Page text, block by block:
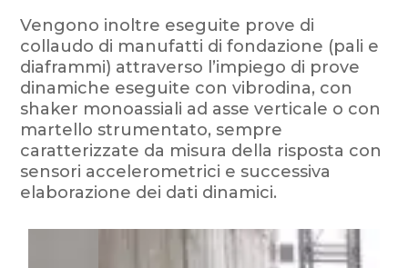
Vengono inoltre eseguite prove di
collaudo di manufatti di fondazione (pali e
diaframmi) attraverso l’impiego di prove
dinamiche eseguite con vibrodina, con
shaker monoassiali ad asse verticale o con
martello strumentato, sempre
caratterizzate da misura della risposta con
sensori accelerometrici e successiva
elaborazione dei dati dinamici.